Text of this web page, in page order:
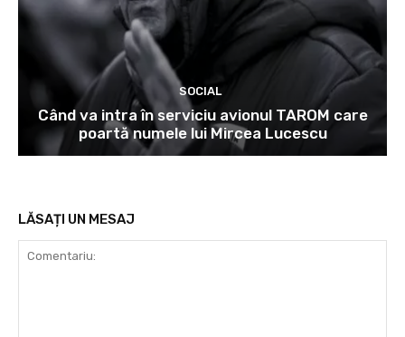
SOCIAL
Când va intra în serviciu avionul TAROM care
poartă numele lui Mircea Lucescu
LĂSAȚI UN MESAJ